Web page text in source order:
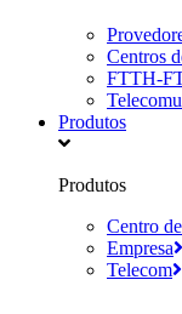
Centros
FTTH-
Produtos
Produtos
Centro
Empresa
Telecom